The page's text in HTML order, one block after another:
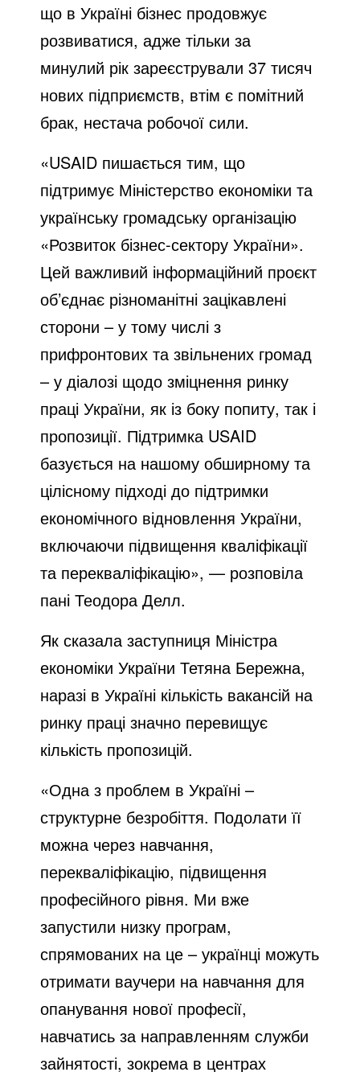
що в Україні бізнес продовжує
розвиватися, адже тільки за
минулий рік зареєстрували 37 тисяч
нових підприємств, втім є помітний
брак, нестача робочої сили.
«USAID пишається тим, що
підтримує Міністерство економіки та
українську громадську організацію
«Розвиток бізнес-сектору України».
Цей важливий інформаційний проєкт
об’єднає різноманітні зацікавлені
сторони – у тому числі з
прифронтових та звільнених громад
– у діалозі щодо зміцнення ринку
праці України, як із боку попиту, так і
пропозиції. Підтримка USAID
базується на нашому обширному та
цілісному підході до підтримки
економічного відновлення України,
включаючи підвищення кваліфікації
та перекваліфікацію», — розповіла
пані Теодора Делл.
Як сказала заступниця Міністра
економіки України Тетяна Бережна,
наразі в Україні кількість вакансій на
ринку праці значно перевищує
кількість пропозицій.
«Одна з проблем в Україні –
структурне безробіття. Подолати її
можна через навчання,
перекваліфікацію, підвищення
професійного рівня. Ми вже
запустили низку програм,
спрямованих на це – українці можуть
отримати ваучери на навчання для
опанування нової професії,
навчатись за направленням служби
зайнятості, зокрема в центрах